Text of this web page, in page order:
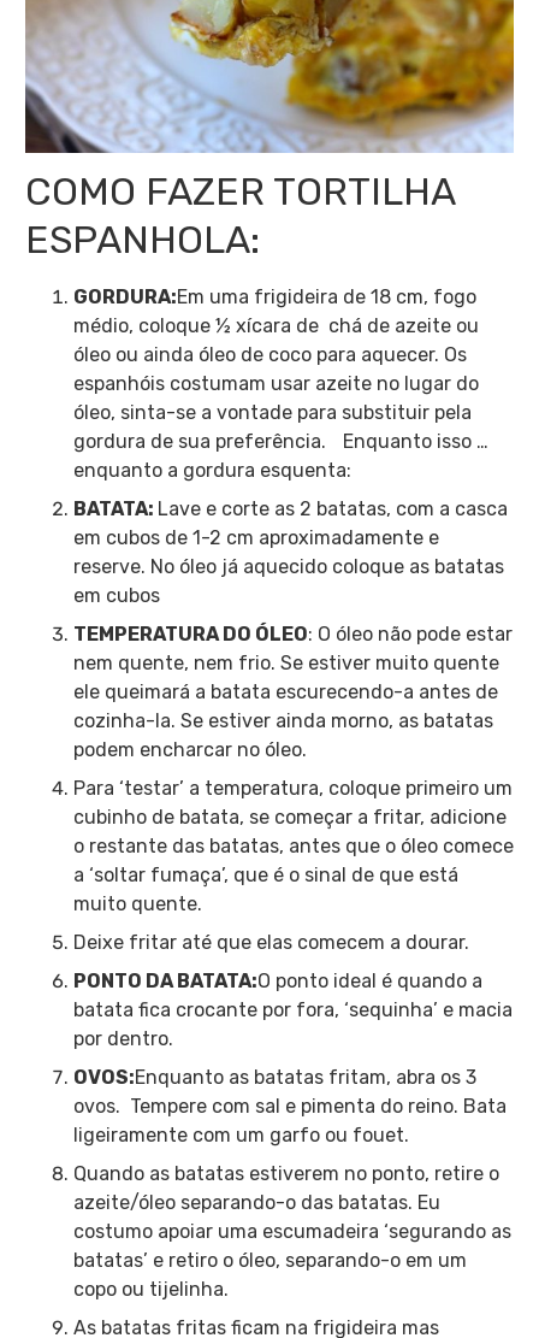
COMO FAZER TORTILHA
ESPANHOLA:
GORDURA:Em uma frigideira de 18 cm, fogo
médio, coloque ½ xícara de chá de azeite ou
óleo ou ainda óleo de coco para aquecer. Os
espanhóis costumam usar azeite no lugar do
óleo, sinta-se a vontade para substituir pela
gordura de sua preferência. Enquanto isso …
enquanto a gordura esquenta:
BATATA: Lave e corte as 2 batatas, com a casca
em cubos de 1-2 cm aproximadamente e
reserve. No óleo já aquecido coloque as batatas
em cubos
TEMPERATURA DO ÓLEO: O óleo não pode estar
nem quente, nem frio. Se estiver muito quente
ele queimará a batata escurecendo-a antes de
cozinha-la. Se estiver ainda morno, as batatas
podem encharcar no óleo.
Para ‘testar’ a temperatura, coloque primeiro um
cubinho de batata, se começar a fritar, adicione
o restante das batatas, antes que o óleo comece
a ‘soltar fumaça’, que é o sinal de que está
muito quente.
Deixe fritar até que elas comecem a dourar.
PONTO DA BATATA:O ponto ideal é quando a
batata fica crocante por fora, ‘sequinha’ e macia
por dentro.
OVOS:Enquanto as batatas fritam, abra os 3
ovos. Tempere com sal e pimenta do reino. Bata
ligeiramente com um garfo ou fouet.
Quando as batatas estiverem no ponto, retire o
azeite/óleo separando-o das batatas. Eu
costumo apoiar uma escumadeira ‘segurando as
batatas’ e retiro o óleo, separando-o em um
copo ou tijelinha.
As batatas fritas ficam na frigideira mas